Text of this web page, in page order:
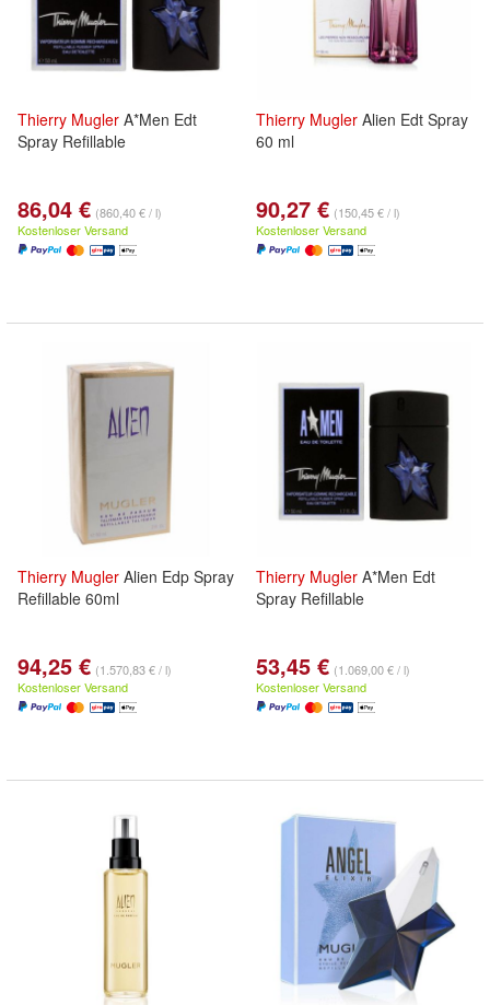
Thierry Mugler A*Men Edt
Spray Refillable
86,04 € (860,40 € / l)
Kostenloser Versand
Thierry Mugler Alien Edt Spray
60 ml
90,27 € (150,45 € / l)
Kostenloser Versand
Thierry Mugler Alien Edp Spray
Refillable 60ml
94,25 € (1.570,83 € / l)
Kostenloser Versand
Thierry Mugler A*Men Edt
Spray Refillable
53,45 € (1.069,00 € / l)
Kostenloser Versand